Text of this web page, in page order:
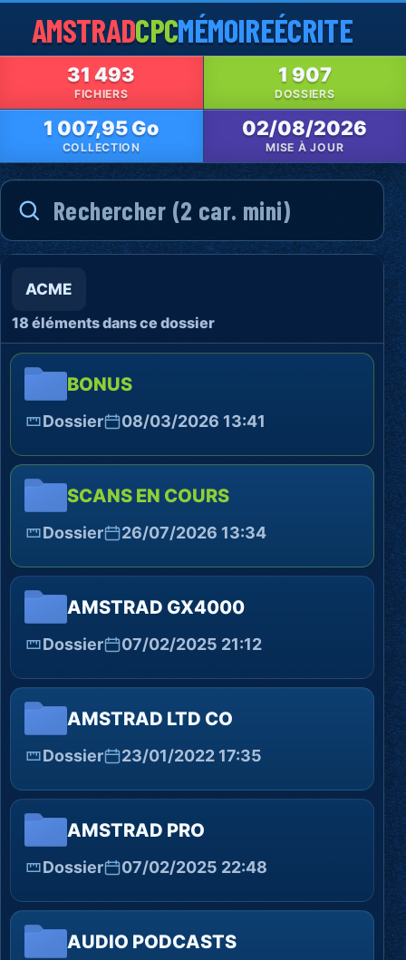
AMSTRADCPCMÉMOIREÉCRITE
31 493
FICHIERS
1 907
DOSSIERS
1 007,95 Go
COLLECTION
02/08/2026
MISE À JOUR
ACME
18 éléments dans ce dossier
BONUS
Dossier 08/03/2026 13:41
SCANS EN COURS
Dossier 26/07/2026 13:34
AMSTRAD GX4000
Dossier 07/02/2025 21:12
AMSTRAD LTD CO
Dossier 23/01/2022 17:35
AMSTRAD PRO
Dossier 07/02/2025 22:48
AUDIO PODCASTS